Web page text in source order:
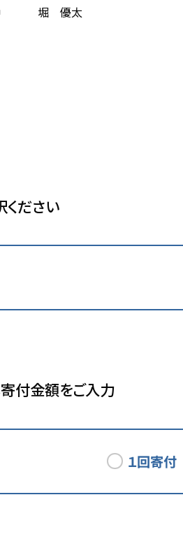
堀 優太
ください
付金額をご入力
１回寄付